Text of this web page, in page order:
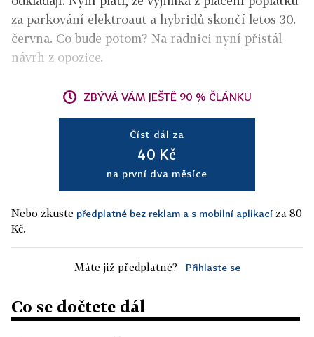
za parkování elektroaut a hybridů skončí letos 30.
června. Co bude potom? Na radnici nyní přistál
návrh z opozice.
ZBÝVÁ VÁM JEŠTĚ 90 % ČLÁNKU
Číst dál za
40 Kč
na první dva měsíce
Nebo zkuste předplatné bez reklam a s mobilní aplikací za 80
Kč.
Máte již předplatné? Přihlaste se
Co se dočtete dál